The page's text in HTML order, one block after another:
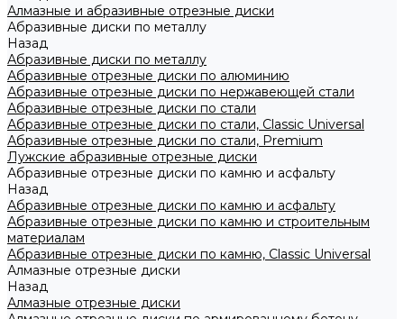
Алмазные и абразивные отрезные диски
Абразивные диски по металлу
Назад
Абразивные диски по металлу
Абразивные отрезные диски по алюминию
Абразивные отрезные диски по нержавеющей стали
Абразивные отрезные диски по стали
Абразивные отрезные диски по стали, Classic Universal
Абразивные отрезные диски по стали, Premium
Лужские абразивные отрезные диски
Абразивные отрезные диски по камню и асфальту
Назад
Абразивные отрезные диски по камню и асфальту
Абразивные отрезные диски по камню и строительным
материалам
Абразивные отрезные диски по камню, Classic Universal
Алмазные отрезные диски
Назад
Алмазные отрезные диски